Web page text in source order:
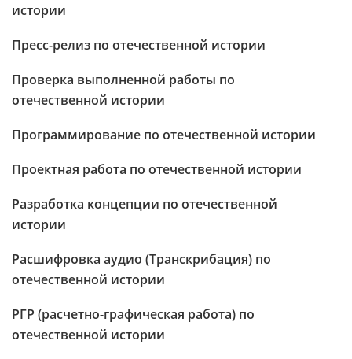
истории
Пресс-релиз по отечественной истории
Проверка выполненной работы по
отечественной истории
Программирование по отечественной истории
Проектная работа по отечественной истории
Разработка концепции по отечественной
истории
Расшифровка аудио (Транскрибация) по
отечественной истории
РГР (расчетно-графическая работа) по
отечественной истории